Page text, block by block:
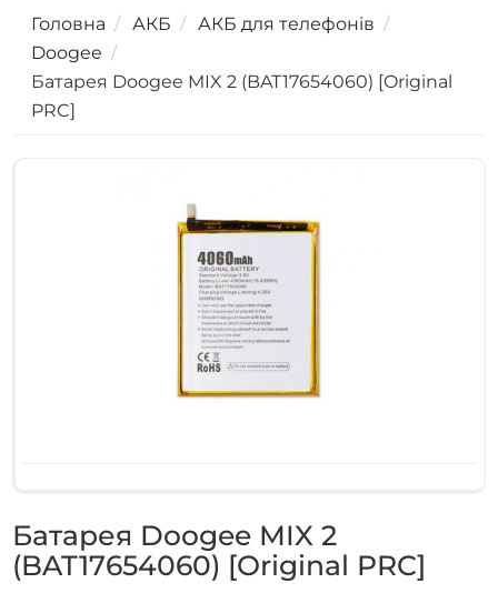
Головна АКБ
АКБ для телефонів
Doogee
Батарея Doogee MIX 2 (BAT17654060) [Original
PRC]
Батарея Doogee MIX 2
(BAT17654060) [Original PRC]